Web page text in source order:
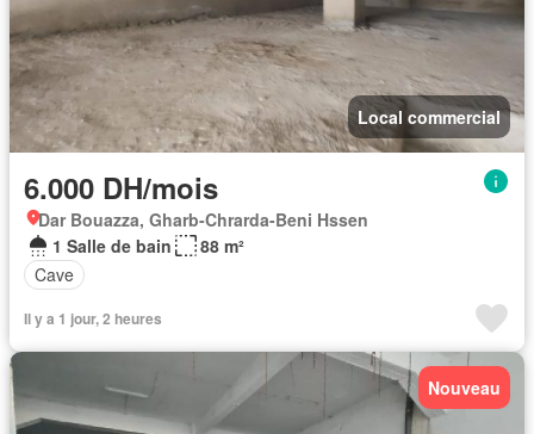
Local commercial
6.000 DH/mois
Dar Bouazza, Gharb-Chrarda-Beni Hssen
1 Salle de bain
88 m²
Cave
Il y a 1 jour, 2 heures
Nouveau